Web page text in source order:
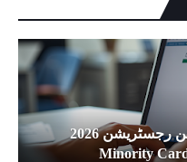
حکومتِ پنجاب اقلیتی کارڈ آن لائن رجسٹریشن 2026
Minority